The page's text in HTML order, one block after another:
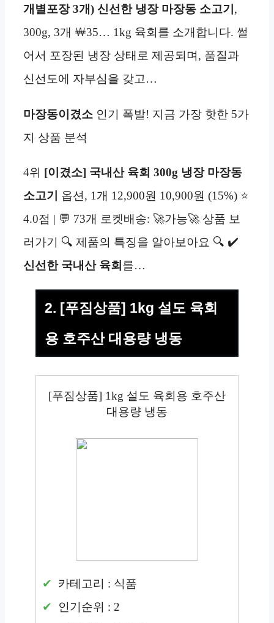
개별포장 3개) 신선한 냉장 마장동 소고기 ,
300g, 3개 ￦35… 1kg 육회를 소개합니다. 썰
어서 포장된 냉장 상태로 제공되며, 품질과
신선도에 자부심을 갖고…
마장동이겼소 인기 폭발! 지금 가장 핫한 5가
지 상품 분석
4위 [이겼소] 국내산 육회 300g 냉장 마장동
소고기
옵션, 1개 12,900원 10,900원 (15%) ⭐
4.0점 | 💬 73개 로켓배송: 🚀가능🚀 상품 보
러가기 🔍 제품의 특징을 알아보아요 🔍 ✔️
신선한 국내산 육회 를…
2. [푸짐상품] 1kg 설도 육회
용 호주산 대용량 냉동
[푸짐상품] 1kg 설도 육회용 호주산
대용량 냉동
카테고리 : 식품
인기순위 : 2